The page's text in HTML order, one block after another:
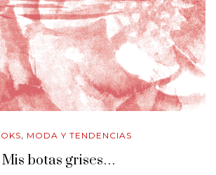
, MODA Y TENDENCIAS
Mis botas grises…